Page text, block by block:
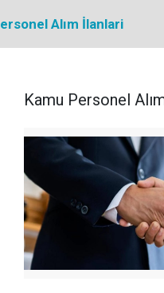
Alım İlanlari
Kamu Personel